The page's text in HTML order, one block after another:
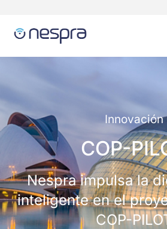
Innovación
COP-
Nespra impulsa la
inteligente en el
COP-